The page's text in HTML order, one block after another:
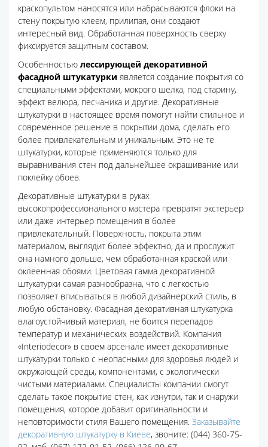
краскопультом наносятся или набрасываются флоки на
стену покрытую клеем, прилипая, они создают
интересный вид. Обработанная поверхность сверху
фиксируется защитным составом.
Особенностью лессирующей декоративной
фасадной штукатурки является создание покрытия со
специальными эффектами, мокрого шелка, под старину,
эффект велюра, песчаника и другие. Декоративные
штукатурки в настоящее время помогут найти стильное и
современное решение в покрытии дома, сделать его
более привлекательным и уникальным. Это не те
штукатурки, которые применяются только для
выравнивания стен под дальнейшее окрашивание или
поклейку обоев.
Декоративные штукатурки в руках
высокопрофессионального мастера превратят экстерьер
или даже интерьер помещения в более
привлекательный. Поверхность, покрыта этим
материалом, выглядит более эффектно, да и прослужит
она намного дольше, чем обработанная краской или
оклеенная обоями. Цветовая гамма декоративной
штукатурки самая разнообразна, что с легкостью
позволяет вписываться в любой дизайнерский стиль, в
любую обстановку. Фасадная декоративная штукатурка
влагоустойчивый материал, не боится перепадов
температур и механических воздействий. Компания
«Interiodecor» в своем арсенале имеет декоративные
штукатурки только с неопасными для здоровья людей и
окружающей среды, компонентами, с экологически
чистыми материалами. Специалисты компании смогут
сделать такое покрытие стен, как изнутри, так и снаружи
помещения, которое добавит оригинальности и
неповторимости стиля Вашего помещения. Заказывайте
декоративную штукатурку в Киеве, звоните: (044) 360-75-